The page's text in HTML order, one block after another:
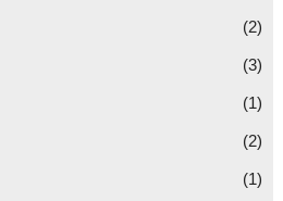
(2)
(3)
(1)
(2)
(1)